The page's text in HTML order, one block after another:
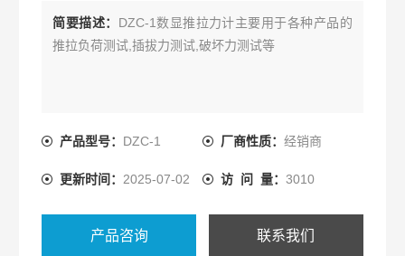
简要描述： DZC-1数显推拉力计主要用于各种产品的
推拉负荷测试,插拔力测试,破坏力测试等
产品型号： DZC-1 厂商性质： 经销商
更新时间： 2025-07-02 访 问 量： 3010
产品咨询 联系我们